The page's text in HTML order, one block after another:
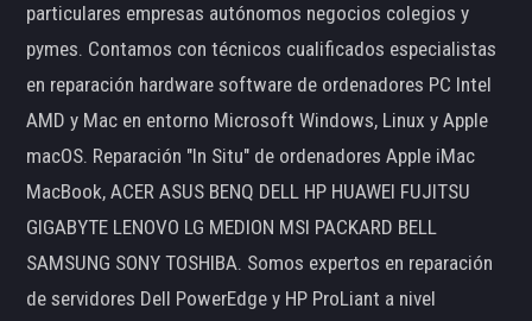
particulares empresas autónomos negocios colegios y
pymes. Contamos con técnicos cualificados especialistas
en reparación hardware software de ordenadores PC Intel
AMD y Mac en entorno Microsoft Windows, Linux y Apple
macOS. Reparación "In Situ" de ordenadores Apple iMac
MacBook, ACER ASUS BENQ DELL HP HUAWEI FUJITSU
GIGABYTE LENOVO LG MEDION MSI PACKARD BELL
SAMSUNG SONY TOSHIBA. Somos expertos en reparación
de servidores Dell PowerEdge y HP ProLiant a nivel